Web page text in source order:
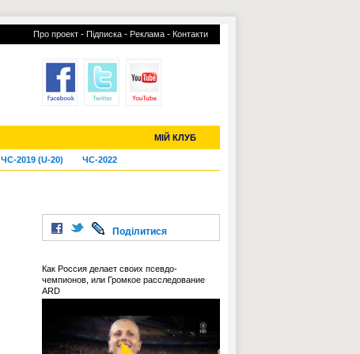
Про проект - Підписка - Реклама - Контакти
МІЙ КЛУБ
ЧС-2019 (U-20) ЧС-2022
УСІ ТРАНСФЕРИ
Поділитися
Как Россия делает своих псевдо-
чемпионов, или Громкое расследование
ARD